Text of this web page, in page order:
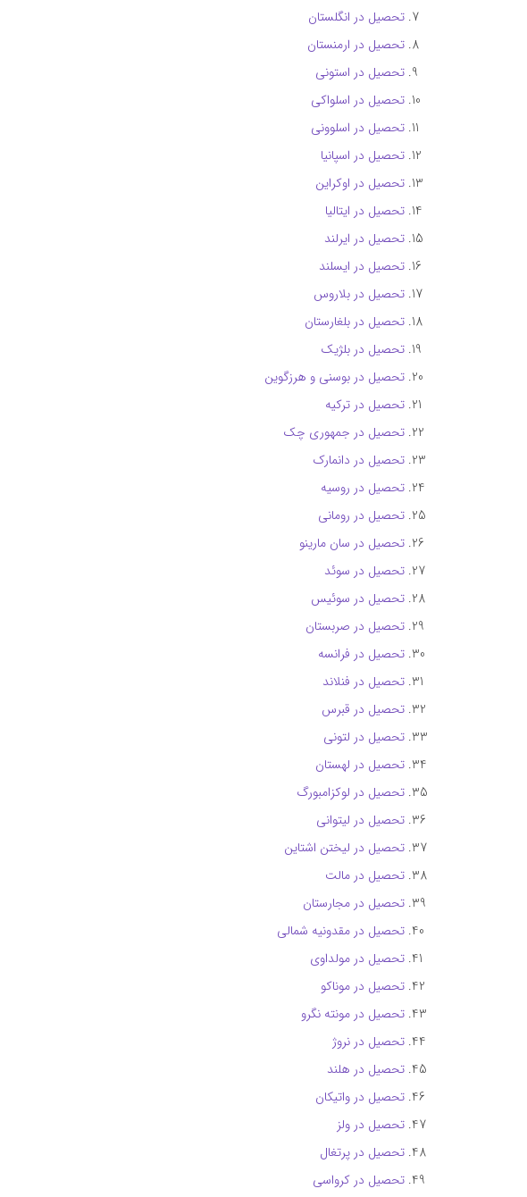
تحصیل در انگلستان
تحصیل در ارمنستان
تحصیل در استونی
تحصیل در اسلواکی
تحصیل در اسلوونی
تحصیل در اسپانیا
تحصیل در اوکراین
تحصیل در ایتالیا
تحصیل در ایرلند
تحصیل در ایسلند
تحصیل در بلاروس
تحصیل در بلغارستان
تحصیل در بلژیک
تحصیل در بوسنی و هرزگوین
تحصیل در ترکیه
تحصیل در جمهوری چک
تحصیل در دانمارک
تحصیل در روسیه
تحصیل در رومانی
تحصیل در سان مارینو
تحصیل در سوئد
تحصیل در سوئیس
تحصیل در صربستان
تحصیل در فرانسه
تحصیل در فنلاند
تحصیل در قبرس
تحصیل در لتونی
تحصیل در لهستان
تحصیل در لوکزامبورگ
تحصیل در لیتوانی
تحصیل در لیختن‌ اشتاین
تحصیل در مالت
تحصیل در مجارستان
تحصیل در مقدونیه شمالی
تحصیل در مولداوی
تحصیل در موناکو
تحصیل در مونته‌ نگرو
تحصیل در نروژ
تحصیل در هلند
تحصیل در واتیکان
تحصیل در ولز
تحصیل در پرتغال
تحصیل در کرواسی